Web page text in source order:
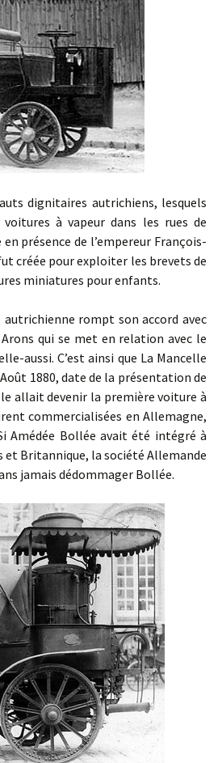
dignitaires autrichiens, lesquels
à vapeur dans les rues de
présence de l’empereur François-
créée pour exploiter les brevets de
miniatures pour enfants.
rompt son accord avec
qui se met en relation avec le
aussi. C’est ainsi que La Mancelle
1880, date de la présentation de
allait devenir la première voiture à
commercialisées en Allemagne,
Amédée Bollée avait été intégré à
et Britannique, la société Allemande
jamais dédommager Bollée.